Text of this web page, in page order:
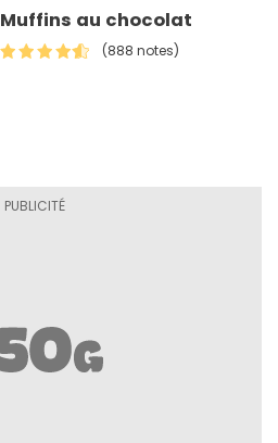
Muffins au chocolat
(888 notes)